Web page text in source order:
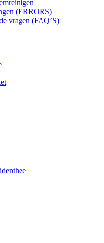
(ERRORS)
vragen (FAQ’S)